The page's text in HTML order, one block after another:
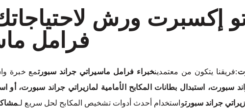
إكسبرت ورش
فرامل
فريقنا يتكون من معتمدينخبراء فرامل ماسيراتي جراند سبورتمع خبرة
سبورت، استبدال بطانات المكابح الأمامية لمازيراتي جراند سبورت، أو
جراند سبورتواستخدام أحدث أدوات تشخيص المكابح لحل سريع لـ